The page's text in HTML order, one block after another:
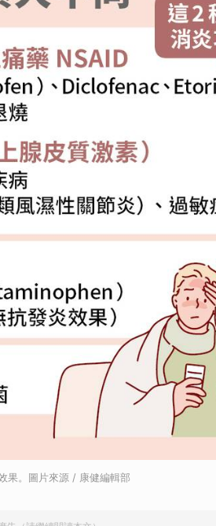
果。圖片來源 / 康健編輯部